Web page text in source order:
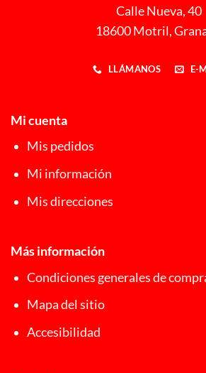
Calle Nueva, 40
18600 Motril,
LLÁMANOS E-
Mi cuenta
Mis pedidos
Mi información
Mis direcciones
Más información
Condiciones generales de
Mapa del sitio
Accesibilidad